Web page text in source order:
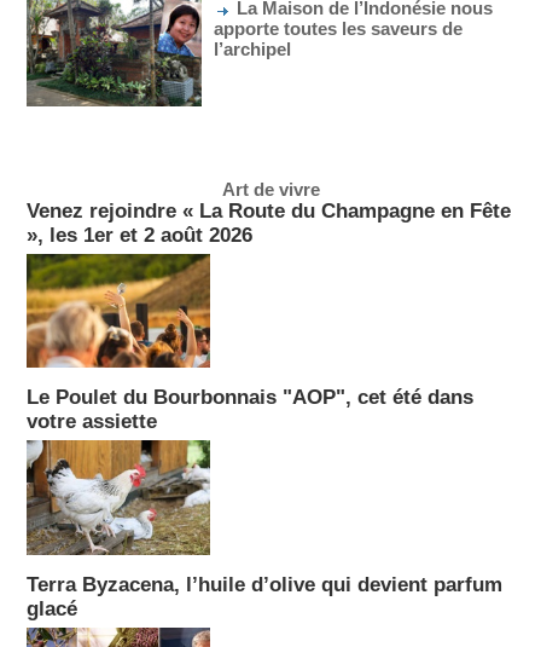
La Maison de l’Indonésie nous
apporte toutes les saveurs de
l’archipel
Art de vivre
Venez rejoindre « La Route du Champagne en Fête
», les 1er et 2 août 2026
Le Poulet du Bourbonnais "AOP", cet été dans
votre assiette
Terra Byzacena, l’huile d’olive qui devient parfum
glacé